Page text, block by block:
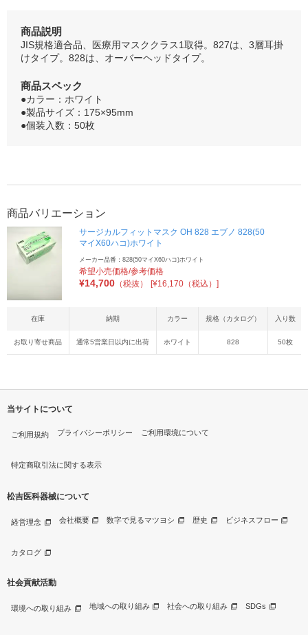
商品説明
JIS規格適合品、医療用マスククラス1取得。827は、3層耳掛
けタイプ。828は、オーバーヘッドタイプ。
商品スペック
●カラー：ホワイト
●製品サイズ：175×95mm
●個装入数：50枚
商品バリエーション
サージカルフィットマスク OH 828 エブノ 828(50
マイX60ハコ)ホワイト
メーカー品番：828(50マイX60ハコ)ホワイト
希望小売価格/参考価格
¥14,700 （税抜） [¥16,170（税込）]
在庫 納期 カラー 規格（カタログ） 入り数
お取り寄せ商品 通常5営業日以内に出荷 ホワイト 828 50枚
当サイトについて
ご利用規約 プライバシーポリシー ご利用環境について
特定商取引法に関する表示
松吉医科器械について
経営理念 会社概要 数字で見るマツヨシ 歴史 ビジネスフロー
カタログ
社会貢献活動
環境への取り組み 地域への取り組み 社会への取り組み SDGs